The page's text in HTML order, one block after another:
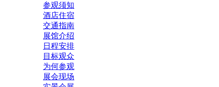
参观须知
酒店住宿
交通指南
展馆介绍
日程安排
目标观众
为何参观
展会现场